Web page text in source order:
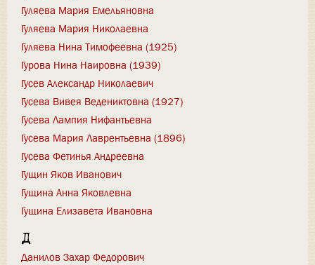
Гуляева Мария Емельяновна
Гуляева Мария Николаевна
Гуляева Нина Тимофеевна (1925)
Гурова Нина Наировна (1939)
Гусев Александр Николаевич
Гусева Вивея Ведениктовна (1927)
Гусева Лампия Нифантьевна
Гусева Мария Лаврентьевна (1896)
Гусева Фетинья Андреевна
Гущин Яков Иванович
Гущина Анна Яковлевна
Гущина Елизавета Ивановна
Д
Данилов Захар Федорович